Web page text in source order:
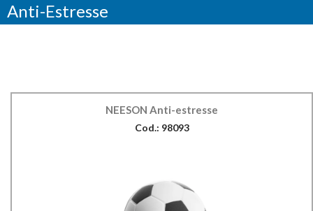
Anti-Estresse
NEESON Anti-estresse
Cod.: 98093